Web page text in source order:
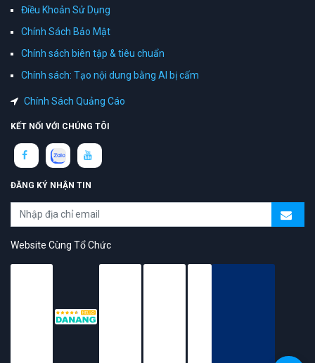
Điều Khoản Sử Dụng
Chính Sách Bảo Mật
Chính sách biên tập & tiêu chuẩn
Chính sách: Tạo nội dung bằng AI bị cấm
Chính Sách Quảng Cáo
KẾT NỐI VỚI CHÚNG TÔI
ĐĂNG KÝ NHẬN TIN
Website Cùng Tổ Chức
trải nghiệm tốt & chất lượng